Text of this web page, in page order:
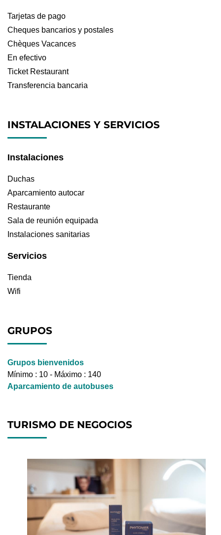
Tarjetas de pago
Cheques bancarios y postales
Chèques Vacances
En efectivo
Ticket Restaurant
Transferencia bancaria
INSTALACIONES Y SERVICIOS
Instalaciones
Duchas
Aparcamiento autocar
Restaurante
Sala de reunión equipada
Instalaciones sanitarias
Servicios
Tienda
Wifi
GRUPOS
Grupos bienvenidos
Mínimo : 10 - Máximo : 140
Aparcamiento de autobuses
TURISMO DE NEGOCIOS